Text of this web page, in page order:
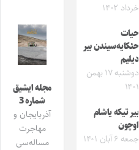
خرداد ۱۴۰۲
حیات
حئکایه‌سیندن بیر
دیلیم
دوشنبه ۱۷ بهمن
۱۴۰۱
بیر تیکه یاشام
اوچون
جمعه ۶ آبان ۱۴۰۱
مجله ایشیق
شماره 3
آذربایجان و
مهاجرت
مساله‌سی